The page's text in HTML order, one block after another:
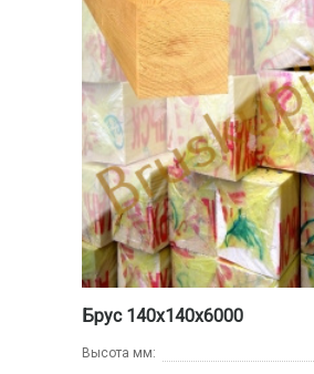
Брус 140х140х6000
Высота мм: